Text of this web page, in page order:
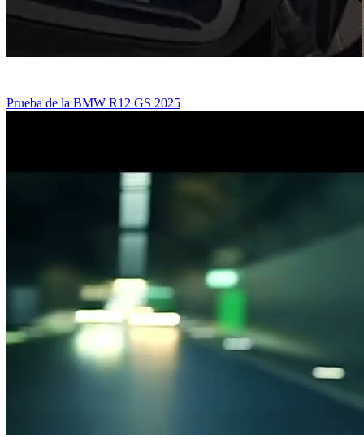
Prueba de la BMW R12 GS 2025